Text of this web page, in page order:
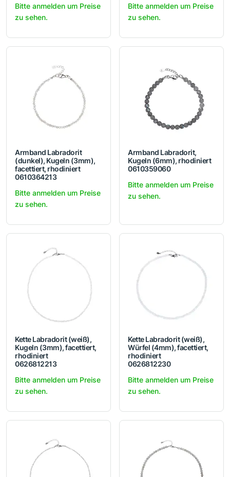
Bitte anmelden um Preise
zu sehen.
Bitte anmelden um Preise
zu sehen.
Armband Labradorit
(dunkel), Kugeln (3mm),
facettiert, rhodiniert
0610364213
Bitte anmelden um Preise
zu sehen.
Armband Labradorit,
Kugeln (6mm), rhodiniert
0610359060
Bitte anmelden um Preise
zu sehen.
Kette Labradorit (weiß),
Kugeln (3mm), facettiert,
rhodiniert
0626812213
Bitte anmelden um Preise
zu sehen.
Kette Labradorit (weiß),
Würfel (4mm), facettiert,
rhodiniert
0626812230
Bitte anmelden um Preise
zu sehen.